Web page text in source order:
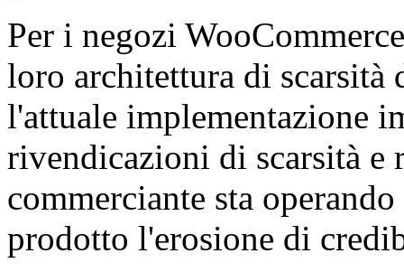
Per i negozi
loro architettura di scarsità
l'attuale implementazione
rivendicazioni di scarsità e
commerciante sta
prodotto l'erosione di